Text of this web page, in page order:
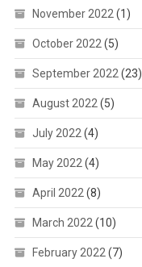
November 2022 (1)
October 2022 (5)
September 2022 (23)
August 2022 (5)
July 2022 (4)
May 2022 (4)
April 2022 (8)
March 2022 (10)
February 2022 (7)